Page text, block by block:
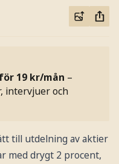
19 kr/mån –
intervjuer och
till utdelning av aktier
med drygt 2 procent,